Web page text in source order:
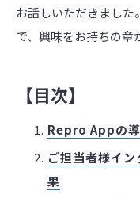
お話しいただきまし
で、興味をお持ちの章
【目次】
Repro Appの
ご担当者様イ
果